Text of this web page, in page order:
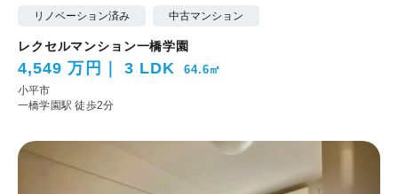
リノベーション済み 中古マンション
レクセルマンション一橋学園
4,549 万円 3 LDK 64.6㎡
小平市
一橋学園駅 徒歩2分